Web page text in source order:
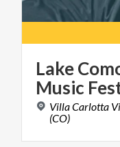
Lake
Music
Villa Carlotta
(CO)